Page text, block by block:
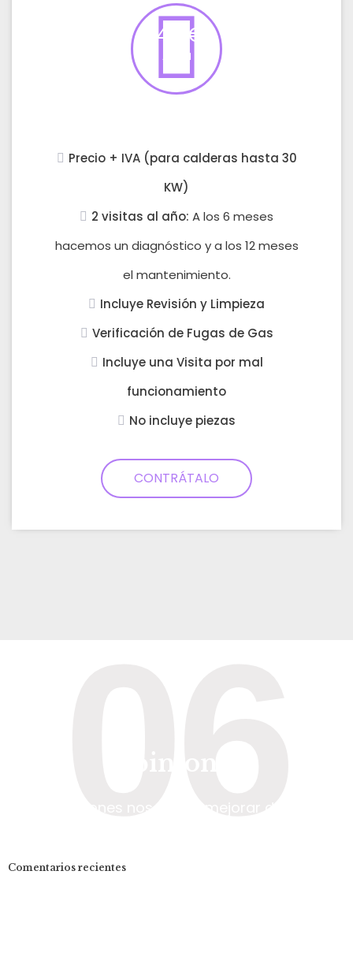
140 €
Anual
Precio + IVA (para calderas hasta 30
KW)
2 visitas al año: A los 6 meses
hacemos un diagnóstico y a los 12 meses
el mantenimiento.
Incluye Revisión y Limpieza
Verificación de Fugas de Gas
Incluye una Visita por mal
funcionamiento
No incluye piezas
CONTRÁTALO
Comentarios recientes